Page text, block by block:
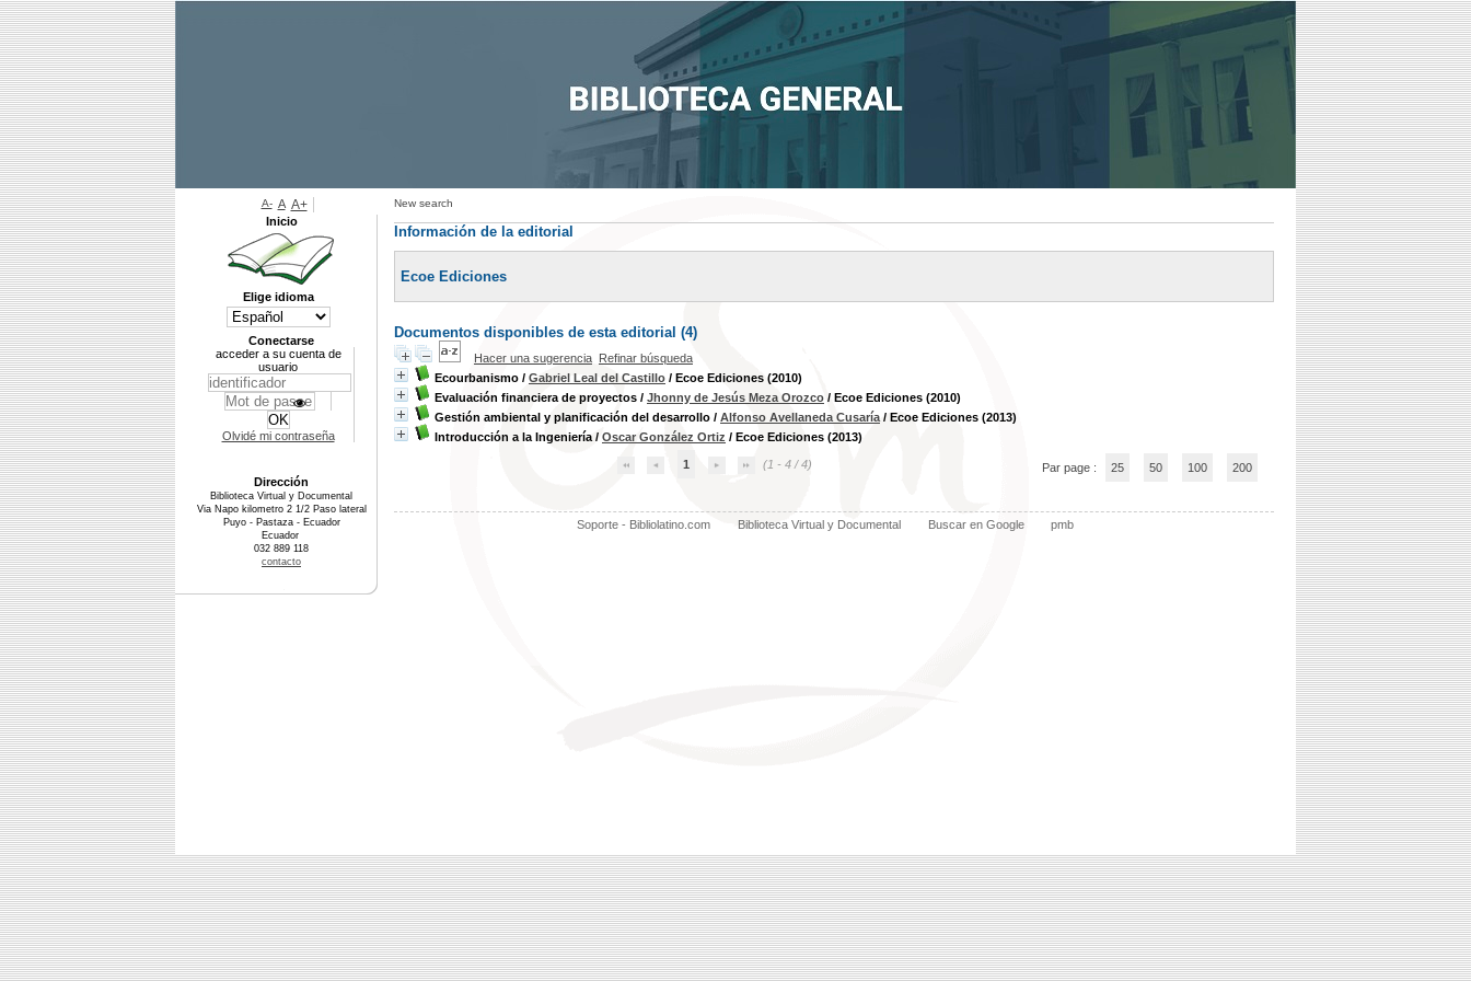
New search
Información de la editorial
Ecoe Ediciones
Documentos disponibles de esta editorial (4)
Hacer una sugerencia Refinar búsqueda
Ecourbanismo / Gabriel Leal del Castillo / Ecoe Ediciones (2010)
Evaluación financiera de proyectos / Jhonny de Jesús Meza Orozco / Ecoe Ediciones (2010)
Gestión ambiental y planificación del desarrollo / Alfonso Avellaneda Cusaría / Ecoe Ediciones (2013)
Introducción a la Ingeniería / Oscar González Ortiz / Ecoe Ediciones (2013)
1 (1 - 4 / 4) Par page : 25 50 100 200
Soporte - Bibliolatino.com Biblioteca Virtual y Documental Buscar en Google pmb
A- A A+
Inicio
Elige idioma
Conectarse
acceder a su cuenta de
usuario
Olvidé mi contraseña
Dirección
Biblioteca Virtual y Documental
Via Napo kilometro 2 1/2 Paso lateral
Puyo - Pastaza - Ecuador
Ecuador
032 889 118
contacto